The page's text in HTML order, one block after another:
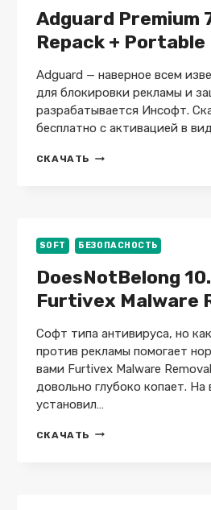
Adguard Premium
Repack + Portable
Adguard — наверное всем
для блокировки рекламы и
разрабатывается Инсофт.
бесплатно с активацией в
СКАЧАТЬ ADGUARD
PORTABLE
SOFT БЕЗОПАСНОСТЬ
DoesNotBelong
Furtivex Malware
Софт типа антивируса, но
против рекламы помогает
вами Furtivex Malware
довольно глубоко копает. На
установил…
СКАЧАТЬ DOESNOTBELONG